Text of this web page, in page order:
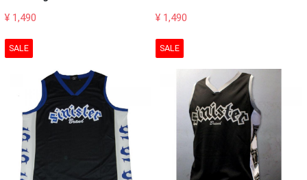
¥ 1,490 ¥ 1,490
SALE SALE